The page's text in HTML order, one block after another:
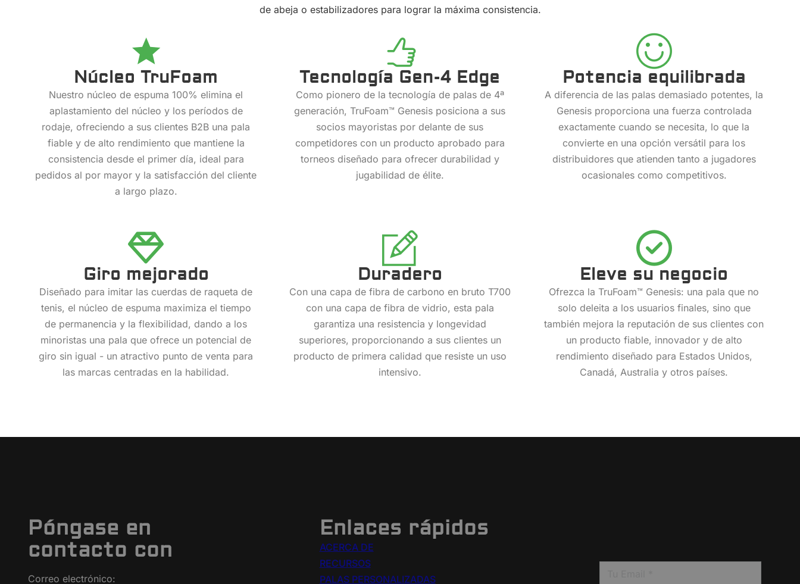
de abeja o estabilizadores para lograr la máxima consistencia.
Núcleo TruFoam
Nuestro núcleo de espuma 100% elimina el
aplastamiento del núcleo y los períodos de
rodaje, ofreciendo a sus clientes B2B una pala
fiable y de alto rendimiento que mantiene la
consistencia desde el primer día, ideal para
pedidos al por mayor y la satisfacción del cliente
a largo plazo.
Tecnología Gen-4 Edge
Como pionero de la tecnología de palas de 4ª
generación, TruFoam™ Genesis posiciona a sus
socios mayoristas por delante de sus
competidores con un producto aprobado para
torneos diseñado para ofrecer durabilidad y
jugabilidad de élite.
Potencia equilibrada
A diferencia de las palas demasiado potentes, la
Genesis proporciona una fuerza controlada
exactamente cuando se necesita, lo que la
convierte en una opción versátil para los
distribuidores que atienden tanto a jugadores
ocasionales como competitivos.
Giro mejorado
Diseñado para imitar las cuerdas de raqueta de
tenis, el núcleo de espuma maximiza el tiempo
de permanencia y la flexibilidad, dando a los
minoristas una pala que ofrece un potencial de
giro sin igual - un atractivo punto de venta para
las marcas centradas en la habilidad.
Duradero
Con una capa de fibra de carbono en bruto T700
con una capa de fibra de vidrio, esta pala
garantiza una resistencia y longevidad
superiores, proporcionando a sus clientes un
producto de primera calidad que resiste un uso
intensivo.
Eleve su negocio
Ofrezca la TruFoam™ Genesis: una pala que no
solo deleita a los usuarios finales, sino que
también mejora la reputación de sus clientes con
un producto fiable, innovador y de alto
rendimiento diseñado para Estados Unidos,
Canadá, Australia y otros países.
Póngase en
contacto con
Correo electrónico:
Enlaces rápidos
ACERCA DE
RECURSOS
PALAS PERSONALIZADAS